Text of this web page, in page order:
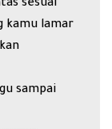
sesuai
kamu lamar
sampai